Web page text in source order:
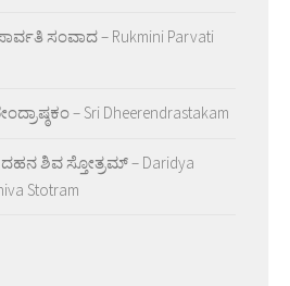
ಸಂವಾದ – Rukmini Parvati
– Sri Dheerendrastakam
ದಹನ ಶಿವ ಸ್ತೋತ್ರಮ್ – Daridya
Stotram